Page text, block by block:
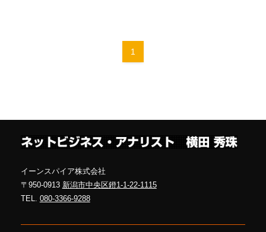
1
イーンスパイア株式会社
〒950-0913 新潟市中央区鐙1-1-22-1115
TEL. 080-3366-9288